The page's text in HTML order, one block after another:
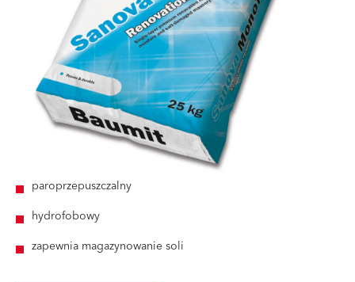
paroprzepuszczalny
hydrofobowy
zapewnia magazynowanie soli